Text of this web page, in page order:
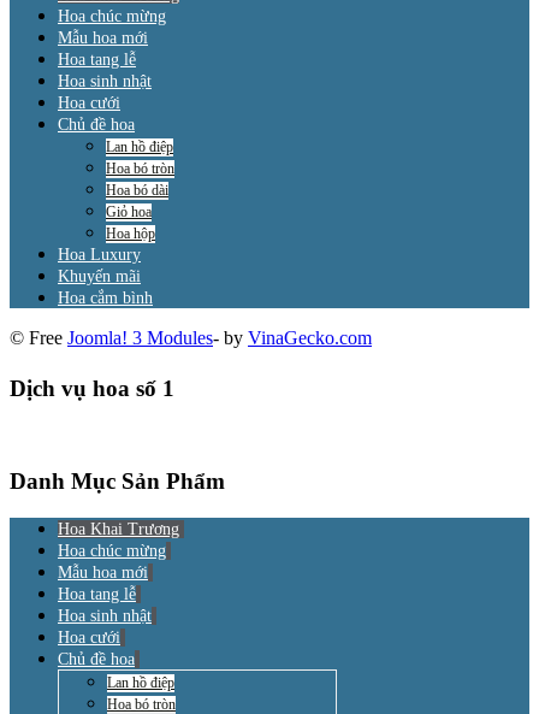
Hoa chúc mừng
Mẫu hoa mới
Hoa tang lễ
Hoa sinh nhật
Hoa cưới
Chủ đề hoa
Lan hồ điệp
Hoa bó tròn
Hoa bó dài
Giỏ hoa
Hoa hộp
Hoa Luxury
Khuyến mãi
Hoa cắm bình
© Free Joomla! 3 Modules- by VinaGecko.com
Dịch vụ hoa số 1
Danh Mục Sản Phẩm
Hoa Khai Trương
Hoa chúc mừng
Mẫu hoa mới
Hoa tang lễ
Hoa sinh nhật
Hoa cưới
Chủ đề hoa
Lan hồ điệp
Hoa bó tròn